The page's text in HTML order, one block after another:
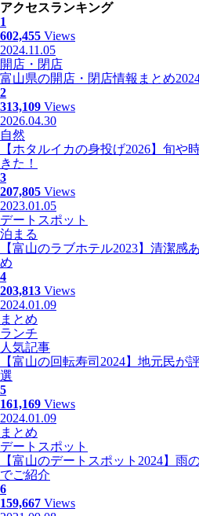
アクセスランキング
1
602,455 Views
2024.11.05
開店・閉店
富山県の開店・閉店情報まとめ
2
313,109 Views
2026.04.30
自然
【ホタルイカの身投げ2026】旬や
きた！
3
207,805 Views
2023.01.05
デートスポット
泊まる
【富山のラブホテル2023】清潔感
め
4
203,813 Views
2024.01.09
まとめ
ランチ
人気記事
【富山の回転寿司2024】地元民が
選
5
161,169 Views
2024.01.09
まとめ
デートスポット
【富山のデートスポット2024】雨
でご紹介
6
159,667 Views